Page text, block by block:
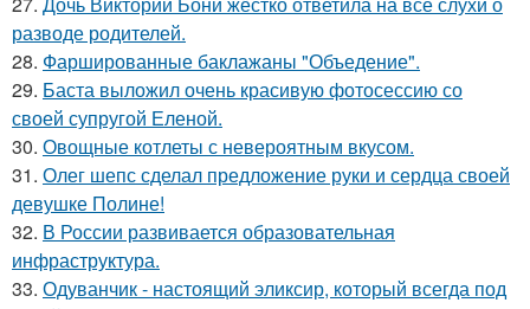
разводе родителей.
28. Фаршированные баклажаны "Объедение".
29. Баста выложил очень красивую фотосессию со
своей супругой Еленой.
30. Овощные котлеты с невероятным вкусом.
31. Олег шепс сделал предложение руки и сердца своей
девушке Полине!
32. В России развивается образовательная
инфраструктура.
33. Одуванчик - настоящий эликсир, который всегда под